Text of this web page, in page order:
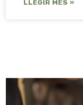
LLEGIR MÉS »